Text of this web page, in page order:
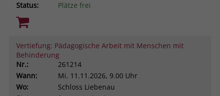
Status:
Plätze frei
Vertiefung: Pädagogische Arbeit mit Menschen mit
Behinderung
Nr.:
261214
Wann:
Mi. 11.11.2026, 9.00 Uhr
Wo:
Schloss Liebenau